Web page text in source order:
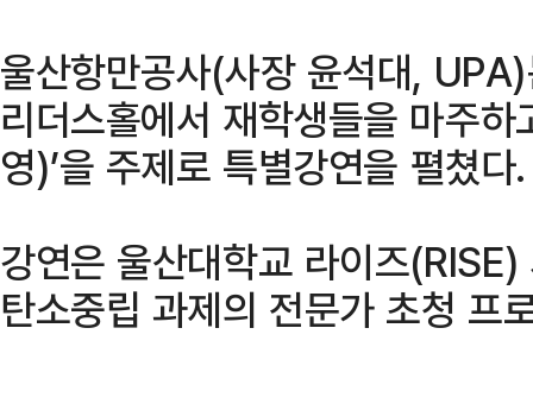
울산항만공사(사장 윤석대,
리더스홀에서 재학생들을 마주하
영)’을 주제로 특별강연을 펼쳤다.
강연은 울산대학교 라이즈
탄소중립 과제의 전문가 초청 프